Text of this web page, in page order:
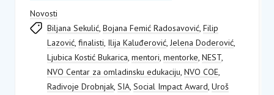
Novosti
Biljana Sekulić, Bojana Femić Radosavović, Filip
Lazović, finalisti, Ilija Kaluđerović, Jelena Doderović,
Ljubica Kostić Bukarica, mentori, mentorke, NEST,
NVO Centar za omladinsku edukaciju, NVO COE,
Radivoje Drobnjak, SIA, Social Impact Award, Uroš